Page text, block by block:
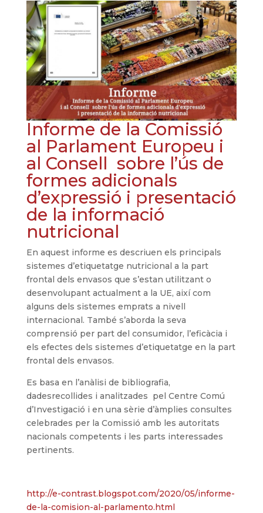
Informe de la Comissió
al Parlament Europeu i
al Consell sobre l’ús de
formes adicionals
d’expressió i presentació
de la informació
nutricional
En aquest informe es descriuen els principals
sistemes d’etiquetatge nutricional a la part
frontal dels envasos que s’estan utilitzant o
desenvolupant actualment a la UE, així com
alguns dels sistemes emprats a nivell
internacional. També s’aborda la seva
comprensió per part del consumidor, l’eficàcia i
els efectes dels sistemes d’etiquetatge en la part
frontal dels envasos.
Es basa en l’anàlisi de bibliografia,
dadesrecollides i analitzades pel Centre Comú
d’Investigació i en una sèrie d’àmplies consultes
celebrades per la Comissió amb les autoritats
nacionals competents i les parts interessades
pertinents.
http://e-contrast.blogspot.com/2020/05/informe-
de-la-comision-al-parlamento.html